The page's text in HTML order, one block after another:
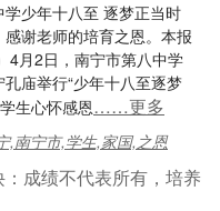
少年十八至 逐梦正当时
谢老师的培育之恩。本报
4月2日，南宁市第八中学
庙举行“少年十八至逐梦
生心怀感恩……更多
,南宁市,学生,家国,之恩